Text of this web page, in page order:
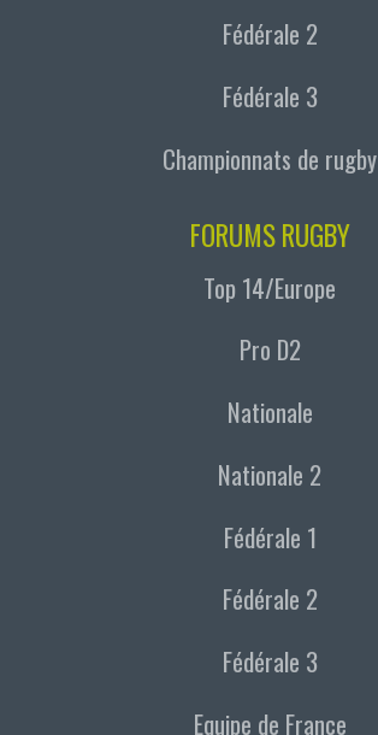
Fédérale 2
Fédérale 3
Championnats de rugby
FORUMS RUGBY
Top 14/Europe
Pro D2
Nationale
Nationale 2
Fédérale 1
Fédérale 2
Fédérale 3
Equipe de France